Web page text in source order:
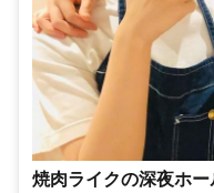
焼肉ライクの深夜ホ